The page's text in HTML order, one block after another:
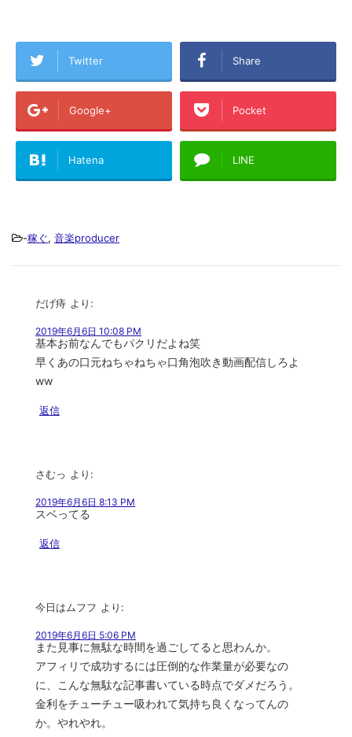
Twitter Share
Google+ Pocket
Hatena LINE
-稼ぐ, 音楽producer
だげ痔 より:
2019年6月6日 10:08 PM
基本お前なんでもパクリだよね笑
早くあの口元ねちゃねちゃ口角泡吹き動画配信しろよ
ww
返信
さむっ より:
2019年6月6日 8:13 PM
スベってる
返信
今日はムフフ より:
2019年6月6日 5:06 PM
また見事に無駄な時間を過ごしてると思わんか。
アフィリで成功するには圧倒的な作業量が必要なの
に、こんな無駄な記事書いている時点でダメだろう。
金利をチューチュー吸われて気持ち良くなってんの
か。やれやれ。